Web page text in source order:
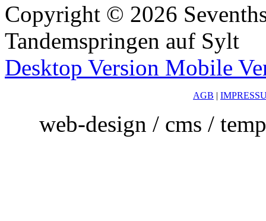
Copyright © 2026
Tandemspringen auf Sylt
Desktop Version Mobile
AGB |
web-design / cms /